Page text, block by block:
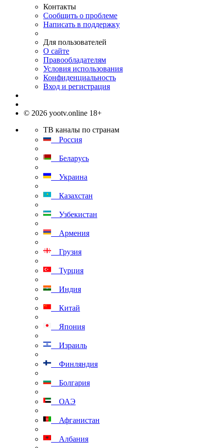
Контакты
Сообщить о проблеме
Написать в поддержку
Для пользователей
О сайте
Правообладателям
Условия использования
Конфиденциальность
Вход и регистрация
© 2026 yootv.online 18+
ТВ каналы по странам
Россия
Беларусь
Украина
Казахстан
Узбекистан
Армения
Грузия
Турция
Индия
Китай
Япония
Израиль
Финляндия
Болгария
ОАЭ
Афганистан
Албания